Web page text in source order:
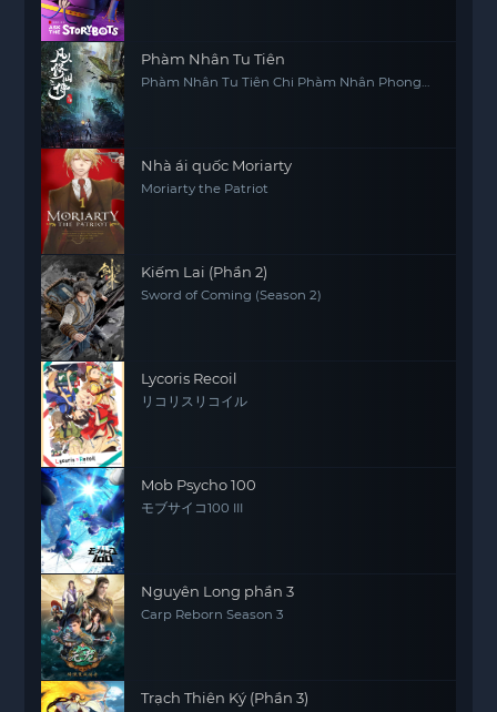
Phàm Nhân Tu Tiên
Phàm Nhân Tu Tiên Chi Phàm Nhân Phong
Nhà ái quốc Moriarty
Moriarty the Patriot
Kiếm Lai (Phần 2)
Sword of Coming (Season 2)
Lycoris Recoil
リコリスリコイル
Mob Psycho 100
モブサイコ100 III
Nguyên Long phần 3
Carp Reborn Season 3
Trạch Thiên Ký (Phần 3)